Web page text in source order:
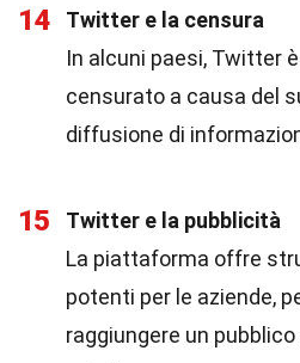
14
Twitter e la censura
In alcuni paesi, Twitter
censurato a causa del
diffusione di
15
Twitter e la pubblicità
La piattaforma offre
potenti per le aziende,
raggiungere un